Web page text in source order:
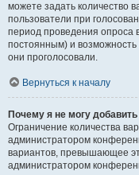
можете задать количество
пользователи при
период проведения опроса
постоянным) и возможность
они проголосовали.
Вернуться к началу
Почему я не могу
Ограничение количества
администратором
вариантов, превышающее
администратором